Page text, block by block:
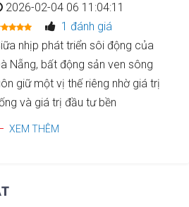
2026-02-04 06 11:04:11
1 đánh giá
nhịp phát triển sôi động của
Nẵng, bất động sản ven sông
giữ một vị thế riêng nhờ giá trị
và giá trị đầu tư bền
XEM THÊM